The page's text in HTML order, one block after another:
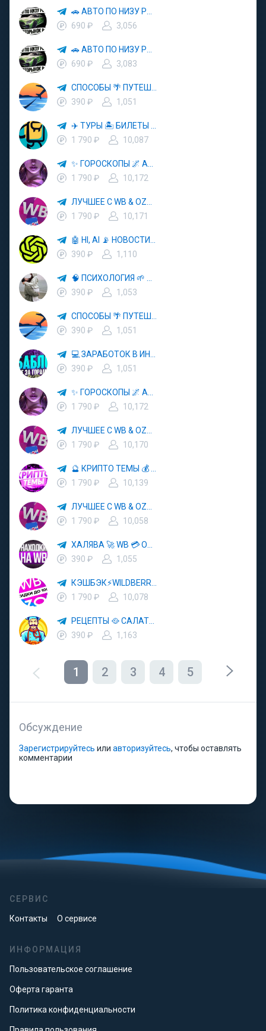
690 ₽
3,056
690 ₽
3,083
390 ₽
1,051
1 790 ₽
10,087
1 790 ₽
10,172
1 790 ₽
10,171
390 ₽
1,110
390 ₽
1,053
390 ₽
1,051
390 ₽
1,051
1 790 ₽
10,172
1 790 ₽
10,170
1 790 ₽
10,139
1 790 ₽
10,058
390 ₽
1,055
1 790 ₽
10,078
390 ₽
1,163
1 2 3 4 5
Обсуждение
Зарегистрируйтесь или авторизуйтесь, чтобы оставлять
комментарии
СЕРВИС
Контакты О сервисе
ИНФОРМАЦИЯ
Пользовательское соглашение
Оферта гаранта
Политика конфиденциальности